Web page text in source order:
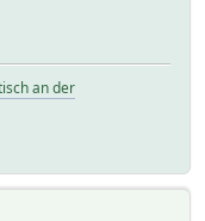
an der